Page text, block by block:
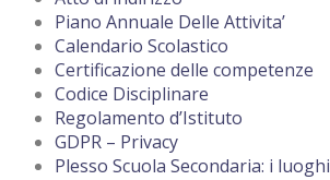
Piano Annuale Delle Attivita’
Calendario Scolastico
Certificazione delle competenze
Codice Disciplinare
Regolamento d’Istituto
GDPR – Privacy
Plesso Scuola Secondaria: i luoghi